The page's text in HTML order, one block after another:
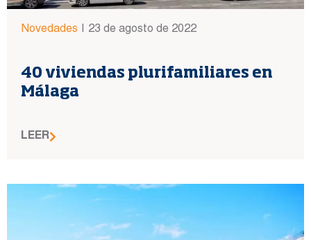
Novedades | 23 de agosto de 2022
40 viviendas plurifamiliares en
Málaga
LEER